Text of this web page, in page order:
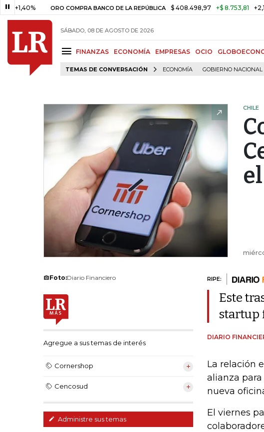
ORO COMPRA BANCO DE LA REPÚBLICA $ 408.498,97 +$ 8.753,81 +2,19%
SÁBADO, 08 DE AGOSTO DE 2026
FINANZAS ECONOMÍA EMPRESAS OCIO
TEMAS DE CONVERSACIÓN ECONOMÍA GOBIERNO NACIONAL
CHILE
Foto:Diario Financiero
Agregue a sus temas de interés
Cornershop
Cencosud
Administre sus temas
RIPE:
Este
startup
DIARIO
La relación
alianza
nueva
El viernes